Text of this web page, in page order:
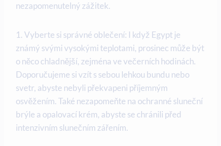
nezapomenutelný zážitek.
1. Vyberte si správné oblečení: I když Egypt je
známý svými vysokými teplotami, prosinec může být
o něco chladnější, zejména ve večerních hodinách.
Doporučujeme si vzít s sebou lehkou bundu nebo
svetr, abyste nebyli překvapeni příjemným
osvěžením. Také nezapomeňte na ochranné sluneční
brýle a opalovací krém, abyste se chránili před
intenzivním slunečním zářením.